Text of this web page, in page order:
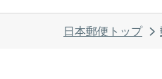
日本郵便トップ